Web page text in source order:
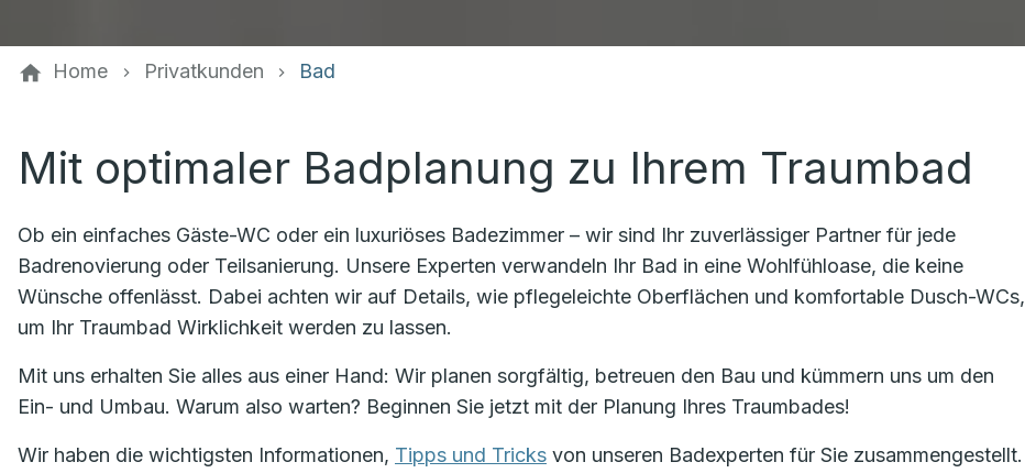
Home Privatkunden Bad
Mit optimaler Badplanung zu Ihrem Traumbad
Ob ein einfaches Gäste-WC oder ein luxuriöses Badezimmer – wir sind Ihr zuverlässiger Partner für jede
Badrenovierung oder Teilsanierung. Unsere Experten verwandeln Ihr Bad in eine Wohlfühloase, die keine
Wünsche offenlässt. Dabei achten wir auf Details, wie pflegeleichte Oberflächen und komfortable Dusch-WCs,
um Ihr Traumbad Wirklichkeit werden zu lassen.
Mit uns erhalten Sie alles aus einer Hand: Wir planen sorgfältig, betreuen den Bau und kümmern uns um den
Ein- und Umbau. Warum also warten? Beginnen Sie jetzt mit der Planung Ihres Traumbades!
Wir haben die wichtigsten Informationen, Tipps und Tricks von unseren Badexperten für Sie zusammengestellt.